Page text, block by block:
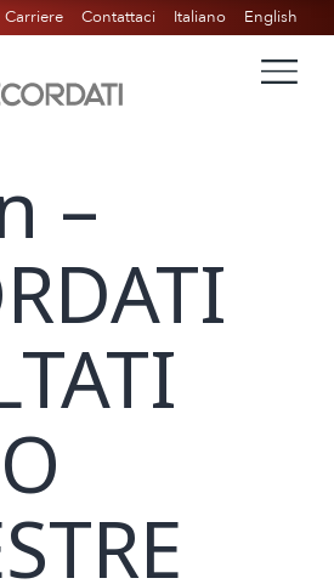
Carriere Contattaci Italiano English
–